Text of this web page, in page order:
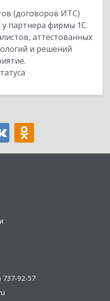
(договоров ИТС)
партнера фирмы 1С.
аттестованных
и решений
737-92-57